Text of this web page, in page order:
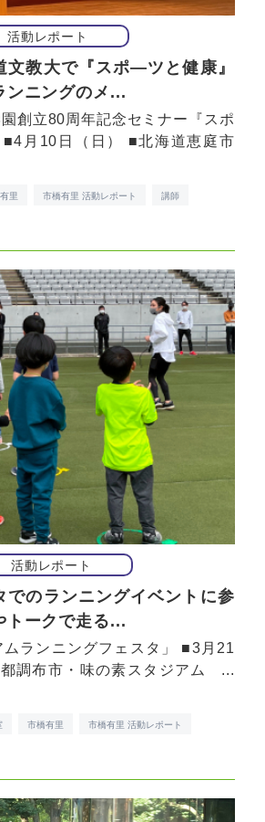
活動レポート
文教大で『スポ―ツと健康』
ンニングのメ...
創立80周年記念セミナー『スポ
月10日（日） ■北海道恵庭市
里 市橋有里 活動レポート 講師
活動レポート
でのランニングイベントに参
トークで走る...
ランニングフェスタ」 ■3月21
調布市・味の素スタジアム ...
市橋有里 市橋有里 活動レポート